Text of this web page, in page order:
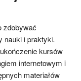
zdobywać
nauki i praktyki.
kursów
internetowym i
materiałów